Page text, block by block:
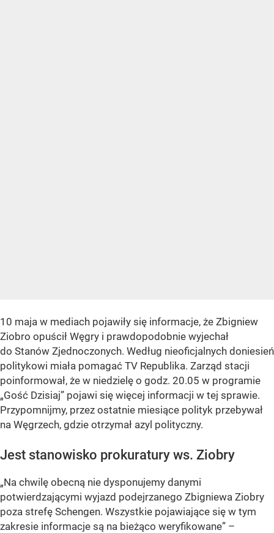
10 maja w mediach pojawiły się informacje, że Zbigniew
Ziobro opuścił Węgry i prawdopodobnie wyjechał
do Stanów Zjednoczonych. Według nieoficjalnych doniesień
politykowi miała pomagać TV Republika. Zarząd stacji
poinformował, że w niedzielę o godz. 20.05 w programie
„Gość Dzisiaj” pojawi się więcej informacji w tej sprawie.
Przypomnijmy, przez ostatnie miesiące polityk przebywał
na Węgrzech, gdzie otrzymał azyl polityczny.
Jest stanowisko prokuratury ws. Ziobry
„Na chwilę obecną nie dysponujemy danymi
potwierdzającymi wyjazd podejrzanego Zbigniewa Ziobry
poza strefę Schengen. Wszystkie pojawiające się w tym
zakresie informacje są na bieżąco weryfikowane” –